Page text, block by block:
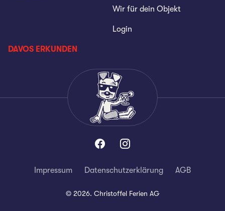
Wir für dein Objekt
Login
DAVOS ERKUNDEN
Impressum Datenschutzerklärung AGB
© 2026. Christoffel Ferien AG